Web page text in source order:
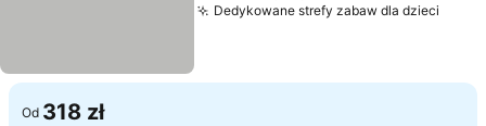
Dedykowane strefy zabaw dla dzieci
Od 318 zł